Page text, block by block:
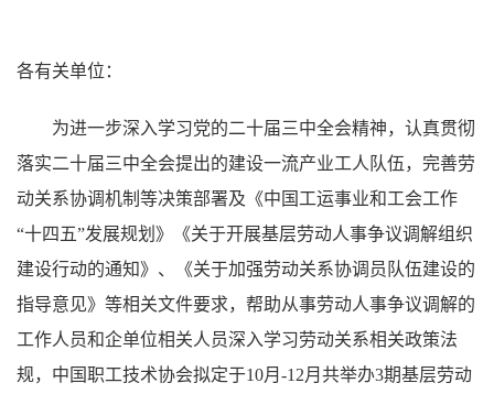
各有关单位：
为进一步深入学习党的二十届三中全会精神，认真贯彻
落实二十届三中全会提出的建设一流产业工人队伍，完善劳
动关系协调机制等决策部署及《中国工运事业和工会工作
“十四五”发展规划》《关于开展基层劳动人事争议调解组织
建设行动的通知》、《关于加强劳动关系协调员队伍建设的
指导意见》等相关文件要求，帮助从事劳动人事争议调解的
工作人员和企单位相关人员深入学习劳动关系相关政策法
规，中国职工技术协会拟定于10月-12月共举办3期基层劳动